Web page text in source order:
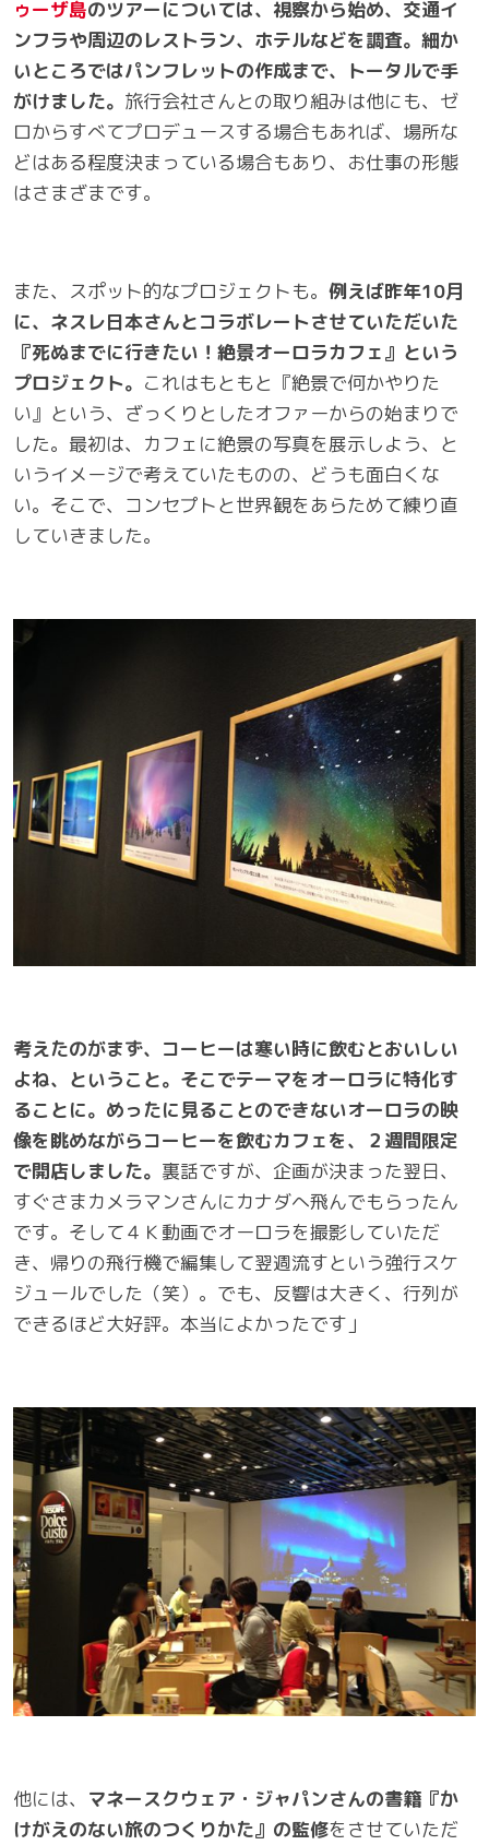
ゥーザ島のツアーについては、視察から始め、交通イ
ンフラや周辺のレストラン、ホテルなどを調査。細か
いところではパンフレットの作成まで、トータルで手
がけました。 旅行会社さんとの取り組みは他にも、ゼ
ロからすべてプロデュースする場合もあれば、場所な
どはある程度決まっている場合もあり、お仕事の形態
はさまざまです。
また、スポット的なプロジェクトも。 例えば昨年10月
に、ネスレ日本さんとコラボレートさせていただいた
『死ぬまでに行きたい！絶景オーロラカフェ』という
プロジェクト。 これはもともと『絶景で何かやりた
い』という、ざっくりとしたオファーからの始まりで
した。最初は、カフェに絶景の写真を展示しよう、と
いうイメージで考えていたものの、どうも面白くな
い。そこで、コンセプトと世界観をあらためて練り直
していきました。
考えたのがまず、コーヒーは寒い時に飲むとおいしい
よね、ということ。そこでテーマをオーロラに特化す
ることに。めったに見ることのできないオーロラの映
像を眺めながらコーヒーを飲むカフェを、２週間限定
で開店しました。 裏話ですが、企画が決まった翌日、
すぐさまカメラマンさんにカナダへ飛んでもらったん
です。そして４Ｋ動画でオーロラを撮影していただ
き、帰りの飛行機で編集して翌週流すという強行スケ
ジュールでした（笑）。でも、反響は大きく、行列が
できるほど大好評。本当によかったです」
他には、 マネースクウェア・ジャパンさんの書籍『か
けがえのない旅のつくりかた』の監修をさせていただ